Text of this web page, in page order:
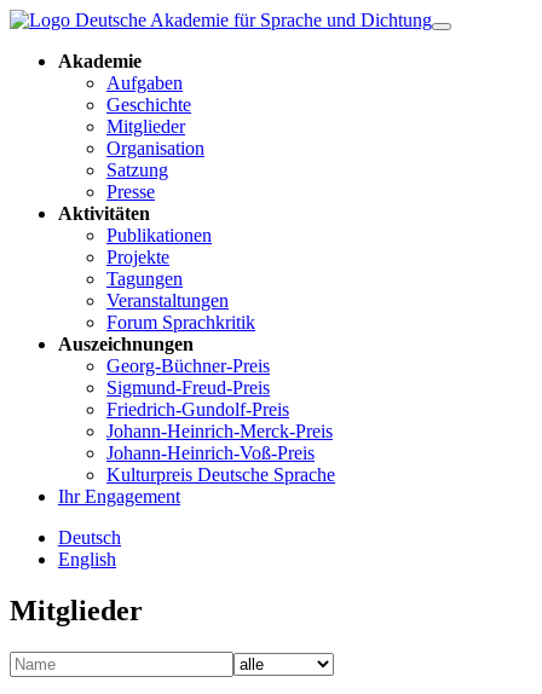
Akademie
Aufgaben
Geschichte
Mitglieder
Organisation
Satzung
Presse
Aktivitäten
Publikationen
Projekte
Tagungen
Veranstaltungen
Forum Sprachkritik
Auszeichnungen
Georg-Büchner-Preis
Sigmund-Freud-Preis
Friedrich-Gundolf-Preis
Johann-Heinrich-Merck-Preis
Johann-Heinrich-Voß-Preis
Kulturpreis Deutsche Sprache
Ihr Engagement
Deutsch
English
Mitglieder